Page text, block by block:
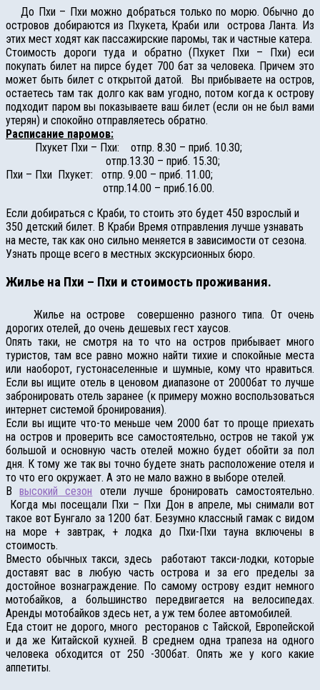
До Пхи – Пхи можно добраться только по морю. Обычно до
островов добираются из Пхукета, Краби или острова Ланта. Из
этих мест ходят как пассажирские паромы, так и частные катера.
Стоимость дороги туда и обратно (Пхукет Пхи – Пхи) еси
покупать билет на пирсе будет 700 бат за человека. Причем это
может быть билет с открытой датой. Вы прибываете на остров,
остаетесь там так долго как вам угодно, потом когда к острову
подходит паром вы показываете ваш билет (если он не был вами
утерян) и спокойно отправляетесь обратно.
Расписание паромов:
Пхукет Пхи – Пхи: отпр. 8.30 – приб. 10.30;
отпр.13.30 – приб. 15.30;
Пхи – Пхи Пхукет: отпр. 9.00 – приб. 11.00;
отпр.14.00 – приб.16.00.
Если добираться с Краби, то стоить это будет 450 взрослый и
350 детский билет. В Краби Время отправления лучше узнавать
на месте, так как оно сильно меняется в зависимости от сезона.
Узнать проще всего в местных экскурсионных бюро.
Жилье на Пхи – Пхи и стоимость проживания.
Жилье на острове совершенно разного типа. От очень
дорогих отелей, до очень дешевых гест хаусов.
Опять таки, не смотря на то что на остров прибывает много
туристов, там все равно можно найти тихие и спокойные места
или наоборот, густонаселенные и шумные, кому что нравиться.
Если вы ищите отель в ценовом диапазоне от 2000бат то лучше
забронировать отель заранее (к примеру можно воспользоваться
интернет системой бронирования).
Если вы ищите что-то меньше чем 2000 бат то проще приехать
на остров и проверить все самостоятельно, остров не такой уж
большой и основную часть отелей можно будет обойти за пол
дня. К тому же так вы точно будете знать расположение отеля и
то что его окружает. А это не мало важно в выборе отелей.
Ввысокий сезон отели лучше бронировать самостоятельно.
Когда мы посещали Пхи – Пхи Дон в апреле, мы снимали вот
такое вот Бунгало за 1200 бат. Безумно классный гамак с видом
на море + завтрак, + лодка до Пхи-Пхи тауна включены в
стоимость.
Вместо обычных такси, здесь работают такси-лодки, которые
доставят вас в любую часть острова и за его пределы за
достойное вознаграждение. По самому острову ездит немного
мотобайков, а большинство передвигается на велосипедах.
Аренды мотобайков здесь нет, а уж тем более автомобилей.
Еда стоит не дорого, много ресторанов с Тайской, Европейской
и да же Китайской кухней. В среднем одна трапеза на одного
человека обходится от 250 -300бат. Опять же у кого какие
аппетиты.